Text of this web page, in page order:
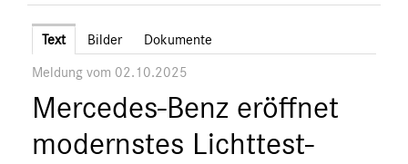
Unternehmen
Marken & Produkte
MEDIA
ÜBER UNS
Text Bilder Dokumente
Meldung vom 02.10.2025
Mercedes-Benz eröffnet
modernstes Lichttest-